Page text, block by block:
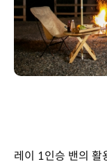
레이 1인승 밴의 활